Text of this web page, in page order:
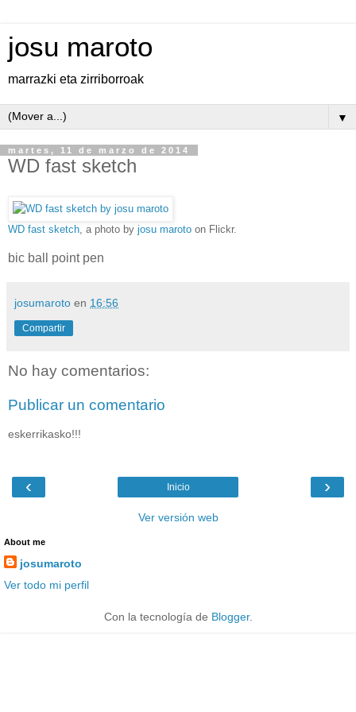
josu maroto
marrazki eta zirriborroak
▼
martes, 11 de marzo de 2014
WD fast sketch
WD fast sketch , a photo by josu maroto on Flickr.
bic ball point pen
josumaroto en 16:56
Compartir
No hay comentarios:
Publicar un comentario
eskerrikasko!!!
‹ ›
Inicio
Ver versión web
About me
josumaroto
Ver todo mi perfil
Con la tecnología de Blogger.